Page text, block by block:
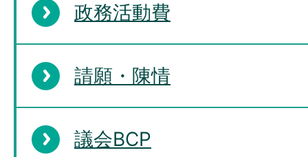
政務活動費
請願・陳情
議会BCP